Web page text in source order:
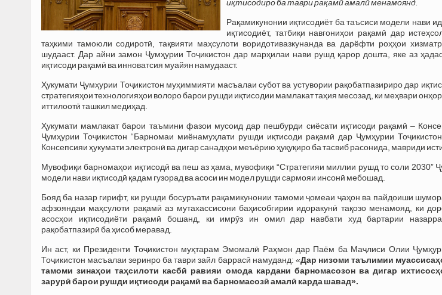
иқтисодиро ба таври рақамӣ амалӣ менамоянд.
Рақамикунонии иқтисодиёт ба таъсиси модели нави
иқтисодиёт, татбиқи навгониҳои рақамӣ дар
таҳкими тамоюли содиротӣ, тақвияти маҳсулоти воридотивазкунанда ва дарёфти роҳҳои
шудааст. Дар айни замон Ҷумҳурии Тоҷикистон дар марҳилаи нави рушд қарор дошта, яке аз
иқтисоди рақамӣ ва инноватсия муайян намудааст.
Ҳукумати Ҷумҳурии Тоҷикистон муҳиммияти масъалаи субот ва устувории рақобатпазириро дар
стратегияҳои технологияҳои волоро барои рушди иқтисодии мамлакат таҳия месозад, ки меҳвари
иттилоотӣ ташкил медиҳад.
Ҳукумати мамлакат барои таъмини фазои мусоид дар пешбурди сиёсати иқтисоди рақамӣ –
Ҷумҳурии Тоҷикистон “Барномаи миёнамуҳлати рушди иқтисоди рақамӣ дар Ҷумҳурии
Консепсияи ҳукумати электронӣ ва дигар санадҳои меъёрию ҳуқуқиро ба тасвиб расонида, мавриди
Мувофиқи барномаҳои иқтисодӣ ва пеш аз ҳама, мувофиқи “Стратегияи миллии рушд то соли 2030”
модели нави иқтисодӣ қадам гузорад ва асоси ин модел рушди сармояи инсонӣ мебошад.
Бояд ба назар гирифт, ки рушди босуръати рақамикунонии тамоми ҷомеаи ҷаҳон ва пайдоиши
афзояндаи маҳсулоти рақамӣ аз мутахассисони баҳисобгирии идоракунӣ тақозо менамояд, ки
асосҳои иқтисодиёти рақамӣ бошанд, ки имрӯз ин омил дар навбати худ бартарии
рақобатпазирӣ ба ҳисоб меравад.
Ин аст, ки Президенти Тоҷикистон муҳтарам Эмомалӣ Раҳмон дар Паём ба Маҷлиси Олии
Тоҷикистон масъалаи зеринро ба таври зайл баррасӣ намуданд: «Дар низоми таълимии
тамоми зинаҳои таҳсилоти касбӣ равияи омода кардани барномасозон ва дигар
зарурӣ барои рушди иқтисоди рақамӣ ва барномасозӣ амалӣ карда шавад».